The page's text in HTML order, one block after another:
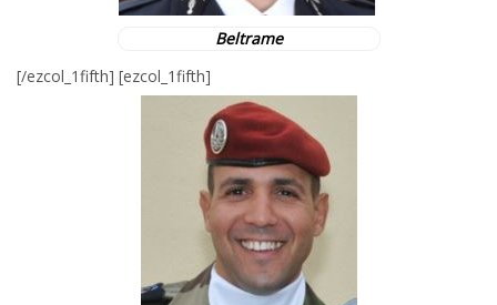
Beltrame
[/ezcol_1fifth] [ezcol_1fifth]